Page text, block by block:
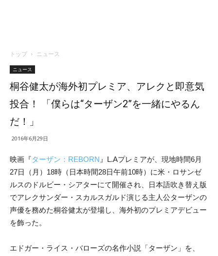
トップ ニュース
ニュース
桐谷健太が海外初プレミア、アレクと即意気
投合！ 「僕らは“ターザン2”を一緒にやるん
だ！」
2016年6月29日
映画『ターザン：REBORN 』L.Aプレミアが、現地時間6月
27日（月）18時（日本時間28日午前10時）に米・ロサンゼ
ルスのドルビー・シアターにて開催され、日本語吹き替え版
でアレクサンダー・スカルスガルド演じる主人公ターザンの
声優を務めた桐谷健太が登場し、海外初のプレミアデビュー
を飾った。
エドガー・ライス・バローズの名作小説「ターザン」を、